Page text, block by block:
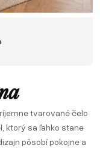
tvarované čelo
ktorý sa ľahko stane
pôsobí pokojne a